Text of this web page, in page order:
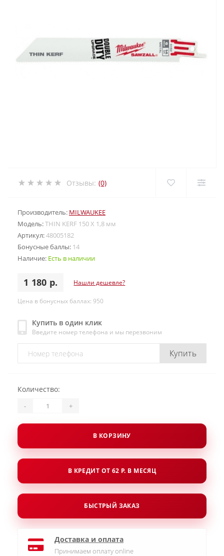
Отзывы: (0)
Производитель: MILWAUKEE
Модель:THIN KERF 150 Х 1,8 мм
Артикул:48005182
Бонусные баллы: 14
Наличие: Есть в наличии
1 180 р. Нашли дешевле?
Цена в бонусных баллах: 950
Купить в один клик
Введите номер телефона и мы перезвоним
Купить
Количество:
- +
В КОРЗИНУ
В КРЕДИТ ОТ 62 Р. В МЕСЯЦ
БЫСТРЫЙ ЗАКАЗ
Доставка и оплата
Принимаем оплату online